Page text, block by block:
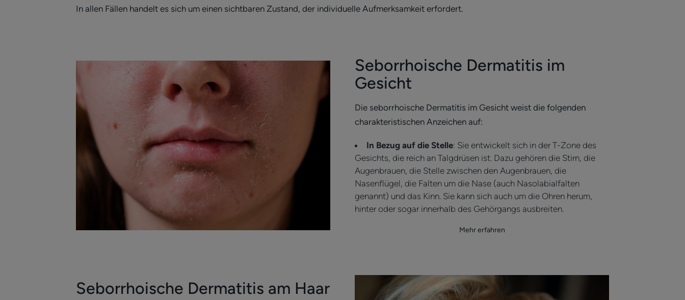
In allen Fällen handelt es sich um einen sichtbaren Zustand, der individuelle Aufmerksamkeit erfordert.
Seborrhoische Dermatitis im
Gesicht
Die seborrhoische Dermatitis im Gesicht weist die folgenden
charakteristischen Anzeichen auf:
In Bezug auf die Stelle: Sie entwickelt sich in der T-Zone des
Gesichts, die reich an Talgdrüsen ist. Dazu gehören die Stirn, die
Augenbrauen, die Stelle zwischen den Augenbrauen, die
Nasenflügel, die Falten um die Nase (auch Nasolabialfalten
genannt) und das Kinn. Sie kann sich auch um die Ohren herum,
hinter oder sogar innerhalb des Gehörgangs ausbreiten.
Mehr erfahren
Seborrhoische Dermatitis am Haar